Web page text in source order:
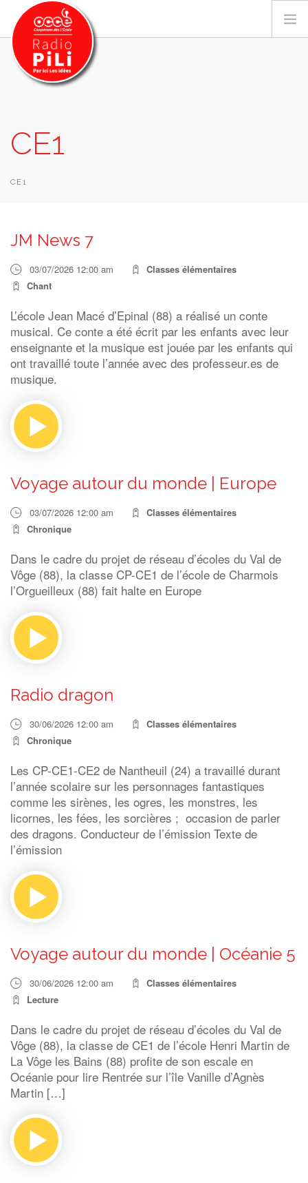
GRILLE DES PROGRAMMES
EMISSIONS / PODCASTS
RECHERCHER
CE1
CE1
JM News 7
03/07/2026 12:00 am
Classes élémentaires
Chant
L’école Jean Macé d’Epinal (88) a réalisé un conte
musical. Ce conte a été écrit par les enfants avec leur
enseignante et la musique est jouée par les enfants qui
ont travaillé toute l’année avec des professeur.es de
musique.
Voyage autour du monde | Europe
03/07/2026 12:00 am
Classes élémentaires
Chronique
Dans le cadre du projet de réseau d’écoles du Val de
Vôge (88), la classe CP-CE1 de l’école de Charmois
l’Orgueilleux (88) fait halte en Europe
Radio dragon
30/06/2026 12:00 am
Classes élémentaires
Chronique
Les CP-CE1-CE2 de Nantheuil (24) a travaillé durant
l’année scolaire sur les personnages fantastiques
comme les sirènes, les ogres, les monstres, les
licornes, les fées, les sorcières ; occasion de parler
des dragons. Conducteur de l’émission Texte de
l’émission
Voyage autour du monde | Océanie 5
30/06/2026 12:00 am
Classes élémentaires
Lecture
Dans le cadre du projet de réseau d’écoles du Val de
Vôge (88), la classe de CE1 de l’école Henri Martin de
La Vôge les Bains (88) profite de son escale en
Océanie pour lire Rentrée sur l’île Vanille d’Agnès
Martin […]